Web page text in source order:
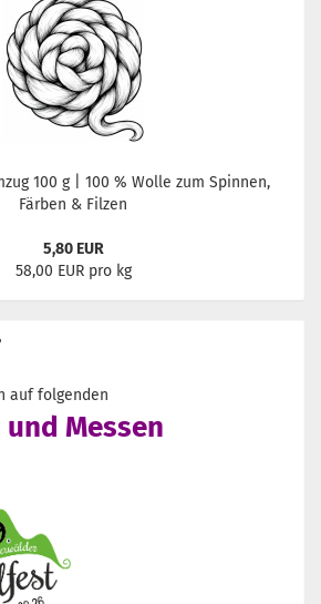
100 g | 100 % Wolle zum Spinnen,
Färben & Filzen
5,80 EUR
58,00 EUR pro kg
auf folgenden
Messen